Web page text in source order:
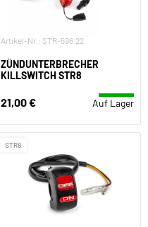
Artikel-Nr.: STR-596.22
ZÜNDUNTERBRECHER
KILLSWITCH STR8
21,00 € Auf Lager
STR8